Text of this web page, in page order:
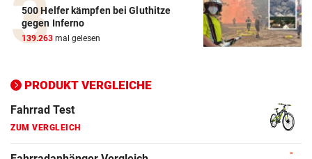
500 Helfer kämpfen bei Gluthitze
gegen Inferno
139.263 mal gelesen
PRODUKT VERGLEICHE
Elektro-Scooter Vergleich
ZUM VERGLEICH
ZUM VERGLEICH
Fahrrad Test
ZUM VERGLEICH